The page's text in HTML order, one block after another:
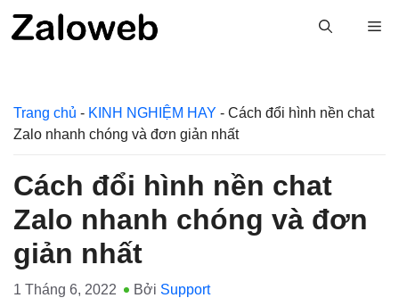
đến
Trang chủ - KINH NGHIỆM HAY - Cách đổi hình nền chat
Zalo nhanh chóng và đơn giản nhất
Cách đổi hình nền chat
Zalo nhanh chóng và đơn
giản nhất
1 Tháng 6, 2022 Bởi Support